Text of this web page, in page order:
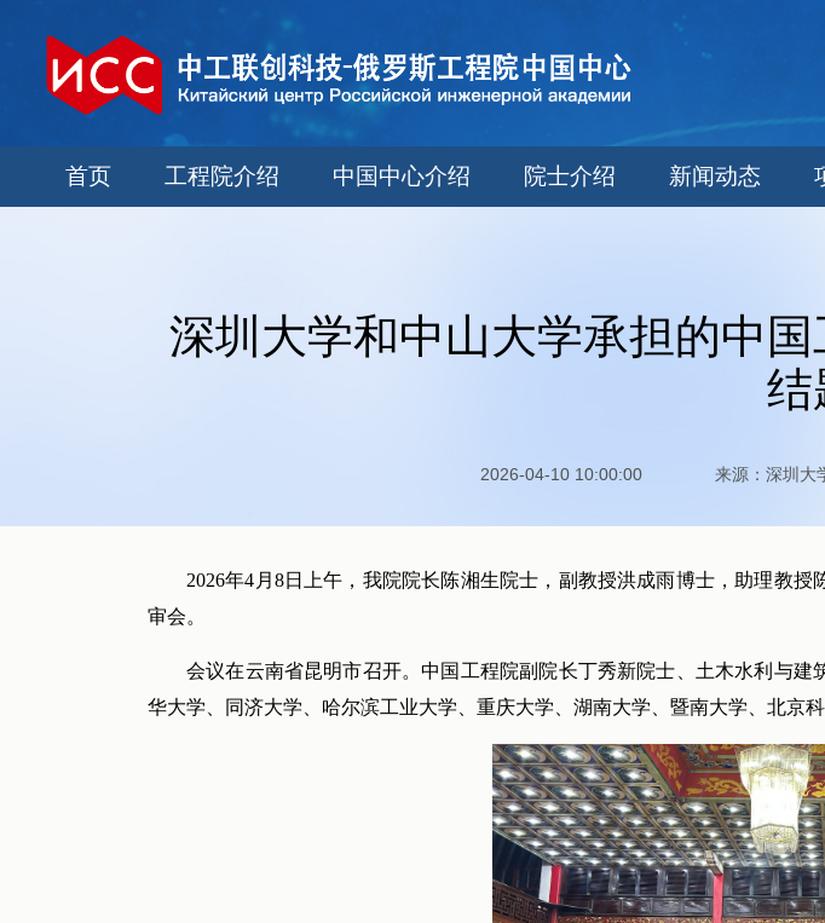
首页 工程院介绍 中国中心介绍 院士介绍 新闻动态
深圳大学和中山大学承担的中
结
2026-04-10 10:00:00 来源：深圳大学
2026年4月8日上午，我院院长陈湘生院士，副教授洪成雨博士，助理教
审会。
会议在云南省昆明市召开。中国工程院副院长丁秀新院士、土木水利与
华大学、同济大学、哈尔滨工业大学、重庆大学、湖南大学、暨南大学、北京